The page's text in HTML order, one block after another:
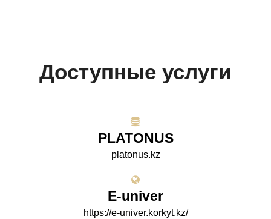
Доступные услуги
PLATONUS
platonus.kz
E-univer
https://e-univer.korkyt.kz/